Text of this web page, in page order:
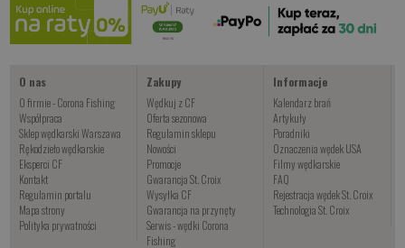
Kup teraz >
O nas
O firmie - Corona Fishing
Współpraca
Sklep wędkarski Warszawa
Rękodzieło wędkarskie
Eksperci CF
Kontakt
Regulamin portalu
Mapa strony
Polityka prywatności
Zakupy
Wędkuj z CF
Oferta sezonowa
Regulamin sklepu
Nowości
Promocje
Gwarancja St. Croix
Wysyłka CF
Gwarancja na przynęty
Serwis - wędki Corona
Fishing
Informacje
Kalendarz brań
Artykuły
Poradniki
Oznaczenia wędek USA
Filmy wędkarskie
FAQ
Rejestracja wędek St. Croix
Technologia St. Croix